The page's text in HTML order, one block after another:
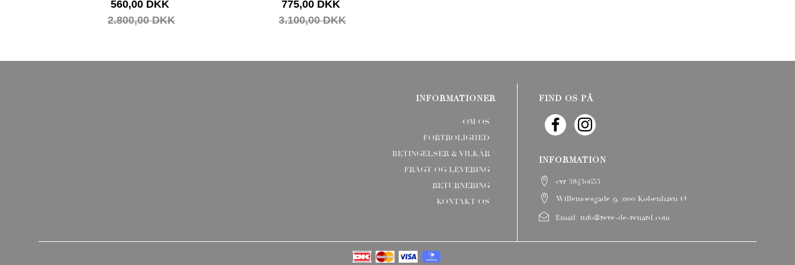
560,00 DKK
2.800,00 DKK
775,00 DKK
3.100,00 DKK
INFORMATIONER
OM OS
FORTROLIGHED
BETINGELSER & VILKÅR
FRAGT OG LEVERING
RETURNERING
KONTAKT OS
FIND OS PÅ
INFORMATION
cvr 38430653
Willemoesgade 9, 2100 København Ø
Email:info@reve-de-renard.com